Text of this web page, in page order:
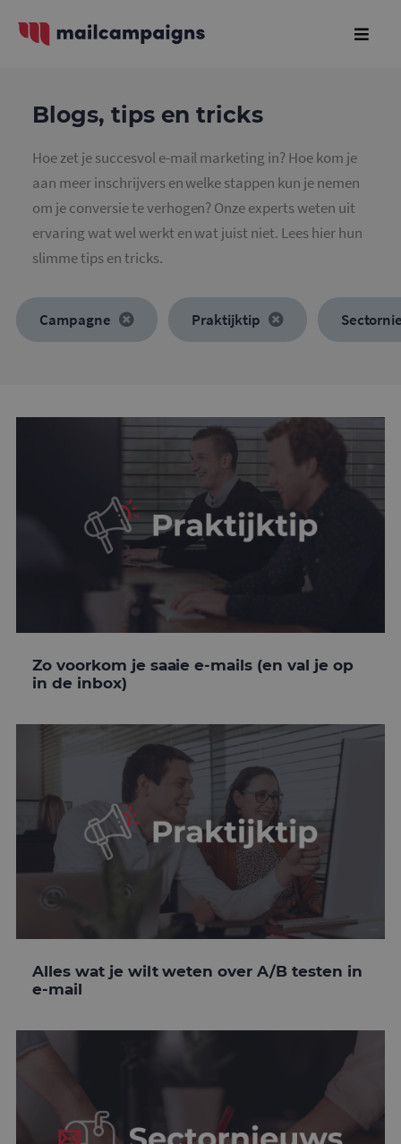
Blogs, tips en tricks
Hoe zet je succesvol e-mail marketing in? Hoe kom je
aan meer inschrijvers en welke stappen kun je nemen
om je conversie te verhogen? Onze experts weten uit
ervaring wat wel werkt en wat juist niet. Lees hier hun
slimme tips en tricks.
Campagne Praktijktip
Zo voorkom je saaie e-mails (en val je op
in de inbox)
Alles wat je wilt weten over A/B testen in
e-mail